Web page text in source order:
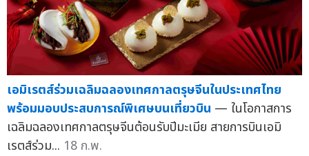
เอมิเรตส์ร่วมเฉลิมฉลองเทศกาลตรุษจีนในประเทศไทย
พร้อมมอบประสบการณ์พิเศษบนเที่ยวบิน — ในโอกาสการ
เฉลิมฉลองเทศกาลตรุษจีนต้อนรับปีมะเมีย สายการบินเอมิ
เรตส์ร่วม... 18 ก.พ.